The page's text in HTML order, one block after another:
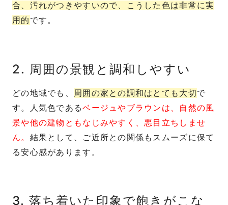
合、汚れがつきやすいので、こうした色は非常に実
用的 です。
2. 周囲の景観と調和しやすい
どの地域でも、 周囲の家との調和はとても大切で
す。人気色であるベージュやブラウンは、自然の風
景や他の建物ともなじみやすく、悪目立ちしませ
ん。 結果として、ご近所との関係もスムーズに保て
る安心感があります。
3. 落ち着いた印象で飽きがこな